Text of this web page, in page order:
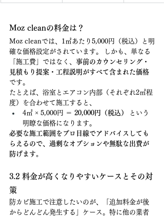
Moz cleanの料金は？
Moz cleanでは、1㎡あたり5,000円（税込）と明
確な価格設定がされています。 しかも、単なる
「施工費」ではなく、 事前のカウンセリング・
見積もり提案・工程説明がすべて含まれた価格
です。
たとえば、浴室とエアコン内部（それぞれ2㎡程
度）を合わせて施工すると、
4㎡ × 5,000円 ＝ 20,000円（税込）
という
明瞭な価格になります。
必要な施工範囲をプロ目線でアドバイスしても
らえるので、過剰なオプションや無駄な出費が
防げます。
3.2 料金が高くなりやすいケースとその対
策
防カビ施工で注意したいのが、「追加料金が後
からどんどん発生する」ケース。特に他の業者